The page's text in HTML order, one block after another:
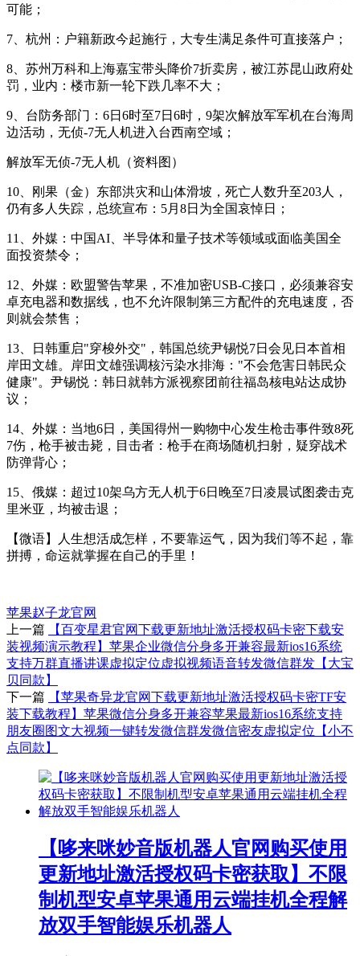
可能；
7、杭州：户籍新政今起施行，大专生满足条件可直接落户；
8、苏州万科和上海嘉宝带头降价7折卖房，被江苏昆山政府处
罚，业内：楼市新一轮下跌几率不大；
9、台防务部门：6日6时至7日6时，9架次解放军军机在台海周
边活动，无侦-7无人机进入台西南空域；
解放军无侦-7无人机（资料图）
10、刚果（金）东部洪灾和山体滑坡，死亡人数升至203人，
仍有多人失踪，总统宣布：5月8日为全国哀悼日；
11、外媒：中国AI、半导体和量子技术等领域或面临美国全
面投资禁令；
12、外媒：欧盟警告苹果，不准加密USB-C接口，必须兼容安
卓充电器和数据线，也不允许限制第三方配件的充电速度，否
则就会禁售；
13、日韩重启"穿梭外交"，韩国总统尹锡悦7日会见日本首相
岸田文雄。岸田文雄强调核污染水排海："不会危害日韩民众
健康"。尹锡悦：韩日就韩方派视察团前往福岛核电站达成协
议；
14、外媒：当地6日，美国得州一购物中心发生枪击事件致8死
7伤，枪手被击毙，目击者：枪手在商场随机扫射，疑穿战术
防弹背心；
15、俄媒：超过10架乌方无人机于6日晚至7日凌晨试图袭击克
里米亚，均被击退；
【微语】人生想活成怎样，不要靠运气，因为我们等不起，靠
拼搏，命运就掌握在自己的手里！
苹果赵子龙官网
上一篇
【百变星君官网下载更新地址激活授权码卡密下载安
装视频演示教程】苹果企业微信分身多开兼容最新ios16系统
支持万群直播讲课虚拟定位虚拟视频语音转发微信群发【大宝
贝同款】
下一篇
【苹果奇异龙官网下载更新地址激活授权码卡密TF安
装下载教程】苹果微信分身多开兼容苹果最新ios16系统支持
朋友圈图文大视频一键转发微信群发微信密友虚拟定位【小不
点同款】
【哆来咪妙音版机器人官网购买使用
更新地址激活授权码卡密获取】不限
制机型安卓苹果通用云端挂机全程解
放双手智能娱乐机器人